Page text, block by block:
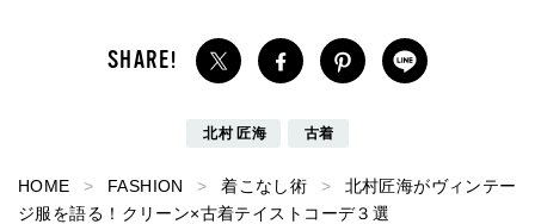
北村 匠海 古着
HOME FASHION 着こなし術
北村匠海がヴィンテー
ジ服を語る！クリーン×古着テイストコーデ３選